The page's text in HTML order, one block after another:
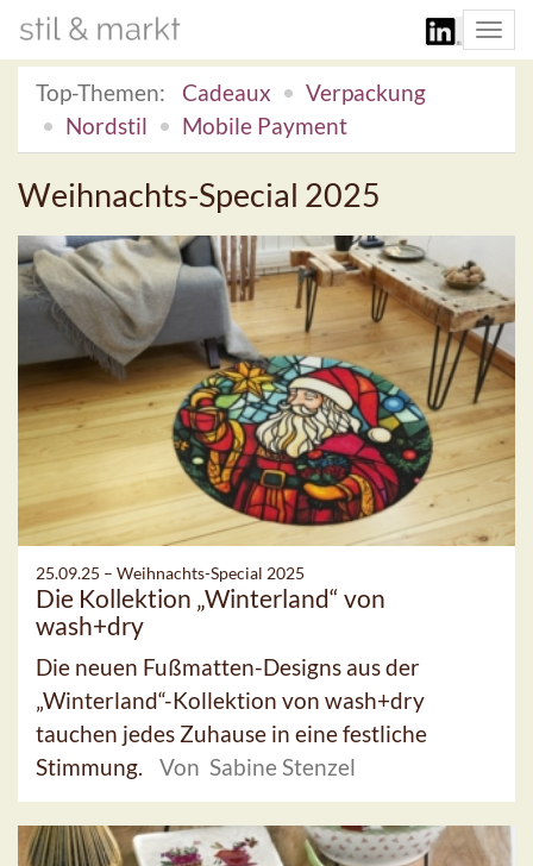
Top-Themen:
Cadeaux
Verpackung
Nordstil
Mobile Payment
Weihnachts-Special 2025
25.09.25 – Weihnachts-Special 2025
Die Kollektion „Winterland“ von
wash+dry
Die neuen Fußmatten-Designs aus der
„Winterland“-Kollektion von wash+dry
tauchen jedes Zuhause in eine festliche
Stimmung.
Von Sabine Stenzel